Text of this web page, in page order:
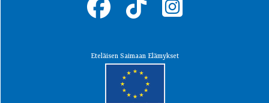
Eteläisen Saimaan Elämykset